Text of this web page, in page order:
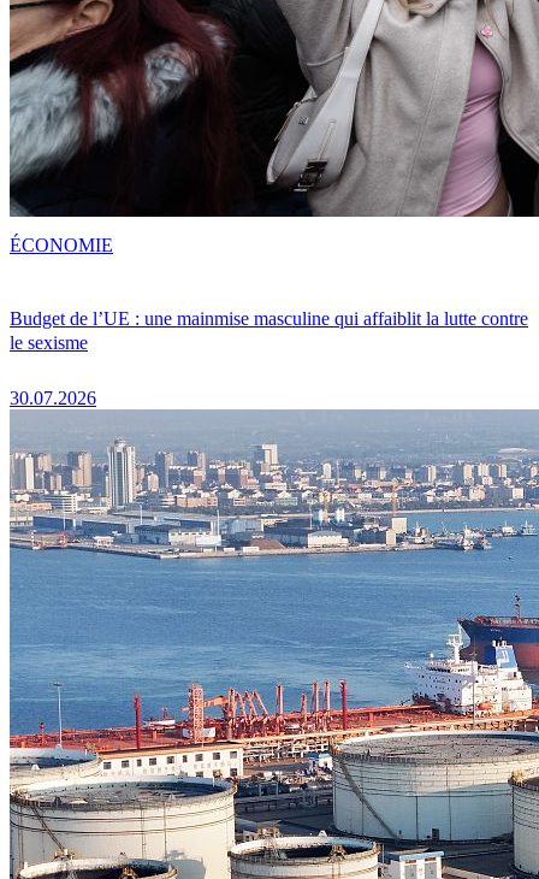
Budget de l’UE : une mainmise masculine qui affaiblit la lutte contre
le sexisme
30.07.2026
ÉCONOMIE